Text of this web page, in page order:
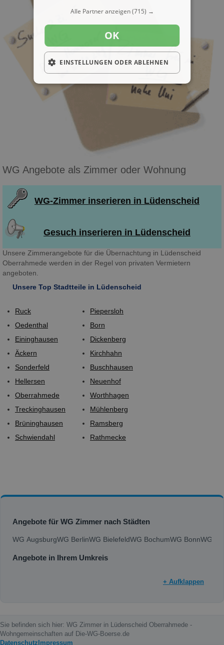
WG Angebote als Zimmer oder Wohnung
WG-Zimmer inserieren in Lüdenscheid
Gesuch inserieren in Lüdenscheid
Unsere Zimmerangebote für die Übernachtung in Lüdenscheid
Oberrahmede werden in der Regel von privaten Vermietern
angeboten.
Unsere Top Stadtteile in Lüdenscheid
Ruck
Oedenthal
Eininghausen
Äckern
Sonderfeld
Hellersen
Oberrahmede
Treckinghausen
Brüninghausen
Schwiendahl
Piepersloh
Born
Dickenberg
Kirchhahn
Buschhausen
Neuenhof
Worthhagen
Mühlenberg
Ramsberg
Rathmecke
Angebote für WG Zimmer nach Städten
WG AugsburgWG BerlinWG BielefeldWG BochumWG BonnWG
Angebote in Ihrem Umkreis
+ Aufklappen
Sie befinden sich hier: WG Zimmer in Lüdenscheid Oberrahmede -
Wohngemeinschaften auf Die-WG-Boerse.de
Datenschutz Impressum
Alle Partner anzeigen(715) →
OK
EINSTELLUNGEN ODER ABLEHNEN